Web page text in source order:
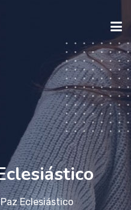
Eclesiástico